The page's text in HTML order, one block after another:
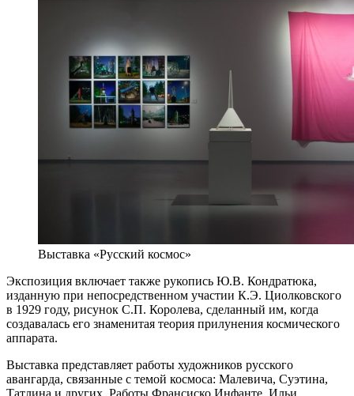
Выставка «Русский космос»
Экспозиция включает также рукопись Ю.В. Кондратюка,
изданную при непосредственном участии К.Э. Циолковского
в 1929 году, рисунок С.П. Королева, сделанный им, когда
создавалась его знаменитая теория прилунения космического
аппарата.
Выставка представляет работы художников русского
авангарда, связанные с темой космоса: Малевича, Суэтина,
Татлина и других. Работы Франсиско Инфанте, Ильи